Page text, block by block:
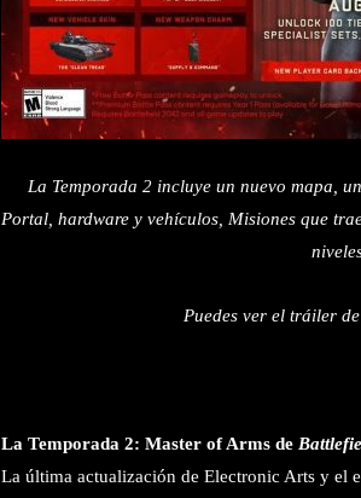
La Temporada 2 incluye un nuevo mapa,
Portal, hardware y vehículos, Misiones que
Puedes ver el tráiler
La Temporada 2: Master of Arms de
La última actualización de Electronic Arts y el